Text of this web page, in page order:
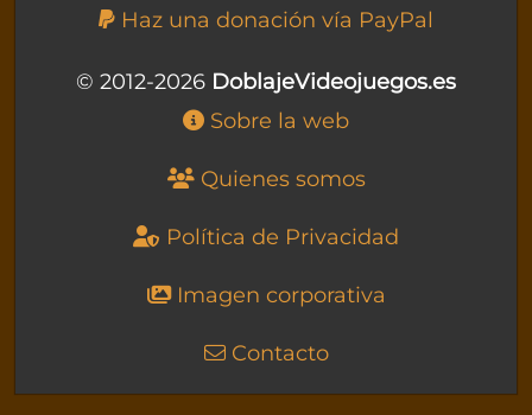
Haz una donación vía PayPal
© 2012-2026 DoblajeVideojuegos.es
Sobre la web
Quienes somos
Política de Privacidad
Imagen corporativa
Contacto